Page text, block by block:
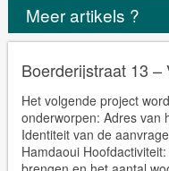
Meer artikels ?
Boerderijstraat 13 –
Het volgende project
onderworpen: Adres van
Identiteit van de
Hamdaoui